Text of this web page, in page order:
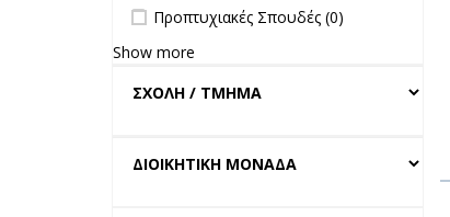
undefined
Προπτυχιακές Σπουδές (0)
Show more